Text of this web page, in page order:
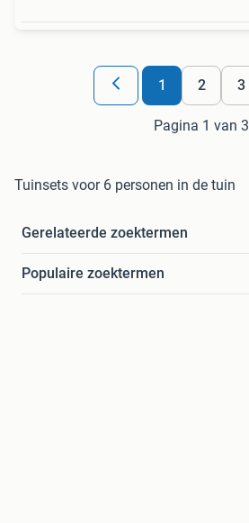
1 2 3
Pagina 1 van 3
Tuinsets voor 6 personen in de tuin
Gerelateerde zoektermen
Populaire zoektermen